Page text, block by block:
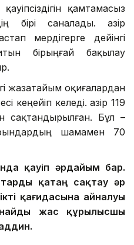
қамтамасыз
бірі саналады. Қазір
мердігерге дейінгі
бірыңғай бақылау
жазатайым оқиғалардан
кеңейіп келеді. Қазір 119
сақтандырылған. Бұл –
шамамен 70
қауіп әрдайым бар.
ды қатаң сақтау әр
қағидасына айналуы
жас құрылысшы
дин.